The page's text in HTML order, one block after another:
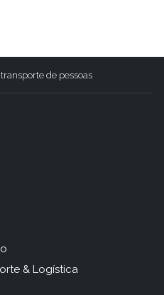
de pessoas
& Logística